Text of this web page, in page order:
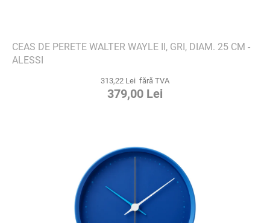
CEAS DE PERETE WALTER WAYLE II, GRI, DIAM. 25 CM -
ALESSI
313,22 Lei fără TVA
379,00 Lei